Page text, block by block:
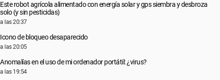
Este robot agrícola alimentado con energía solar y gps siembra y desbroza
solo (y sin pesticidas)
a las 20:37
Icono de bloqueo desaparecido
a las 20:05
Anomalías en el uso de mi ordenador portátil: ¿virus?
a las 19:54